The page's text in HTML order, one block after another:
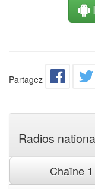
Partagez
Radios
Chaîne 1